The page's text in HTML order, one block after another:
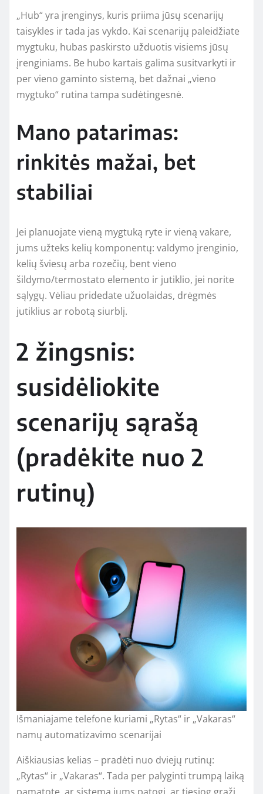
„Hub“ yra įrenginys, kuris priima jūsų scenarijų
taisykles ir tada jas vykdo. Kai scenarijų paleidžiate
mygtuku, hubas paskirsto užduotis visiems jūsų
įrenginiams. Be hubo kartais galima susitvarkyti ir
per vieno gaminto sistemą, bet dažnai „vieno
mygtuko“ rutina tampa sudėtingesnė.
Mano patarimas:
rinkitės mažai, bet
stabiliai
Jei planuojate vieną mygtuką ryte ir vieną vakare,
jums užteks kelių komponentų: valdymo įrenginio,
kelių šviesų arba rozečių, bent vieno
šildymo/termostato elemento ir jutiklio, jei norite
sąlygų. Vėliau pridedate užuolaidas, drėgmės
jutiklius ar robotą siurblį.
2 žingsnis:
susidėliokite
scenarijų sąrašą
(pradėkite nuo 2
rutinų)
Išmaniajame telefone kuriami „Rytas“ ir „Vakaras“
namų automatizavimo scenarijai
Aiškiausias kelias – pradėti nuo dviejų rutinų:
„Rytas“ ir „Vakaras“. Tada per palyginti trumpą laiką